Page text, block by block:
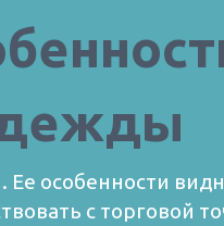
Ее особенности
с торговой